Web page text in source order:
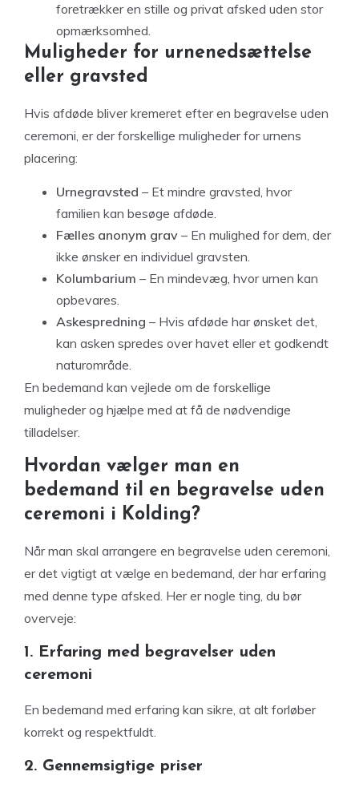
foretrækker en stille og privat afsked uden stor
opmærksomhed.
Muligheder for urnenedsættelse
eller gravsted
Hvis afdøde bliver kremeret efter en begravelse uden
ceremoni, er der forskellige muligheder for urnens
placering:
Urnegravsted – Et mindre gravsted, hvor
familien kan besøge afdøde.
Fælles anonym grav – En mulighed for dem, der
ikke ønsker en individuel gravsten.
Kolumbarium – En mindevæg, hvor urnen kan
opbevares.
Askespredning – Hvis afdøde har ønsket det,
kan asken spredes over havet eller et godkendt
naturområde.
En bedemand kan vejlede om de forskellige
muligheder og hjælpe med at få de nødvendige
tilladelser.
Hvordan vælger man en
bedemand til en begravelse uden
ceremoni i Kolding?
Når man skal arrangere en begravelse uden ceremoni,
er det vigtigt at vælge en bedemand, der har erfaring
med denne type afsked. Her er nogle ting, du bør
overveje:
1. Erfaring med begravelser uden
ceremoni
En bedemand med erfaring kan sikre, at alt forløber
korrekt og respektfuldt.
2. Gennemsigtige priser